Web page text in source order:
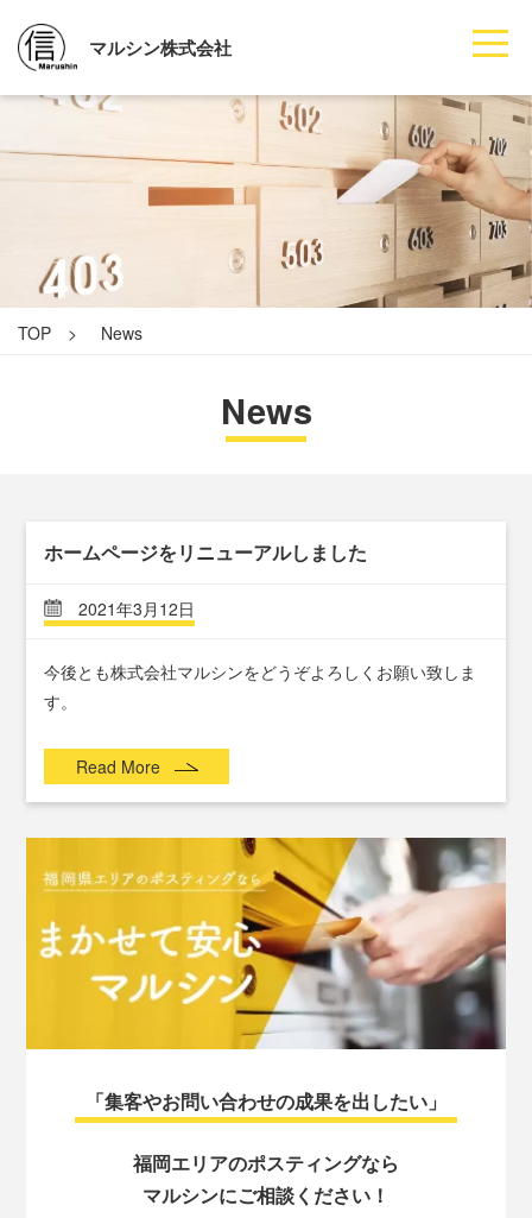
マルシン株式会社
TOP > News
News
ホームページをリニューアルしました
2021年3月12日
今後とも株式会社マルシンをどうぞよろしくお願い致しま
す。
Read More
「集客やお問い合わせの成果を出したい」
福岡エリアのポスティングなら
マルシンにご相談ください！